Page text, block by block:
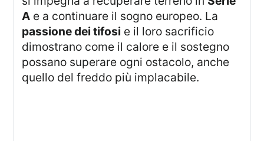
A e a continuare il sogno europeo. La
passione dei tifosi e il loro sacrificio
dimostrano come il calore e il sostegno
possano superare ogni ostacolo, anche
quello del freddo più implacabile.